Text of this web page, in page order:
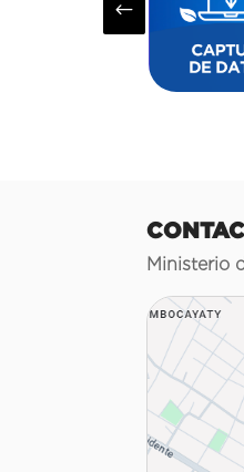
#
Ministerio